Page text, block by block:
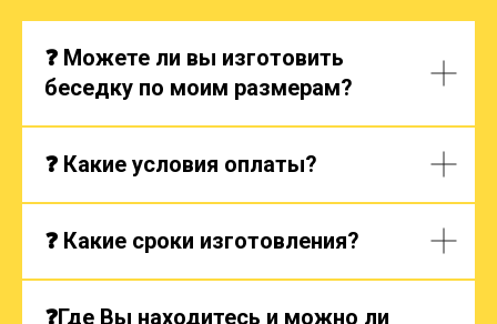
❓ Можете ли вы изготовить
беседку по моим размерам?
❓ Какие условия оплаты?
❓ Какие сроки изготовления?
❓Где Вы находитесь и можно ли